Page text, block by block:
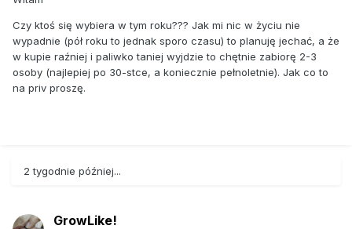
Czy ktoś się wybiera w tym roku??? Jak mi nic w życiu nie
wypadnie (pół roku to jednak sporo czasu) to planuję jechać, a że
w kupie raźniej i paliwko taniej wyjdzie to chętnie zabiorę 2-3
osoby (najlepiej po 30-stce, a koniecznie pełnoletnie). Jak co to
na priv proszę.
2 tygodnie później...
GrowLike!